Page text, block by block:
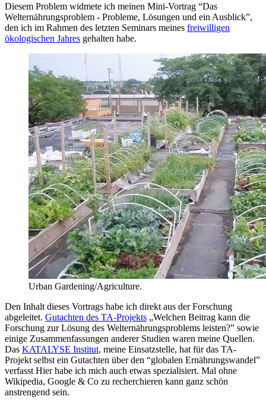
Diesem Problem widmete ich meinen Mini-Vortrag “Das
Welternährungsproblem - Probleme, Lösungen und ein Ausblick”,
den ich im Rahmen des letzten Seminars meines freiwilligen
ökologischen Jahres gehalten habe.
Urban Gardening/Agriculture.
Den Inhalt dieses Vortrags habe ich direkt aus der Forschung
abgeleitet. Gutachten des TA-Projekts „Welchen Beitrag kann die
Forschung zur Lösung des Welternährungsproblems leisten?” sowie
einige Zusammenfassungen anderer Studien waren meine Quellen.
Das KATALYSE Institut, meine Einsatzstelle, hat für das TA-
Projekt selbst ein Gutachten über den “globalen Ernährungswandel”
verfasst Hier habe ich mich auch etwas spezialisiert. Mal ohne
Wikipedia, Google & Co zu recherchieren kann ganz schön
anstrengend sein.